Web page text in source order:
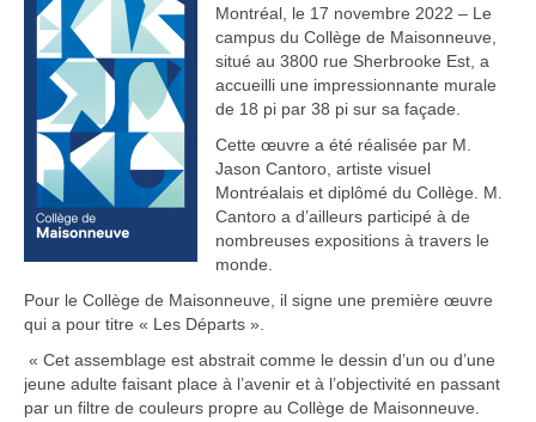
Montréal, le 17 novembre 2022 – Le
campus du Collège de Maisonneuve,
situé au 3800 rue Sherbrooke Est, a
accueilli une impressionnante murale
de 18 pi par 38 pi sur sa façade.
Cette œuvre a été réalisée par M.
Jason Cantoro, artiste visuel
Montréalais et diplômé du Collège. M.
Cantoro a d’ailleurs participé à de
nombreuses expositions à travers le
monde.
Pour le Collège de Maisonneuve, il signe une première œuvre
qui a pour titre « Les Départs ».
« Cet assemblage est abstrait comme le dessin d’un ou d’une
jeune adulte faisant place à l’avenir et à l’objectivité en passant
par un filtre de couleurs propre au Collège de Maisonneuve.